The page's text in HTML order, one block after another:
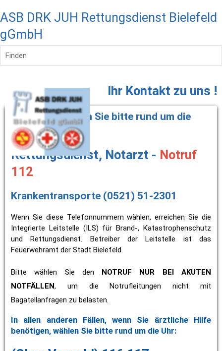
ASB DRK JUH Rettungsdienst Bielefeld
gGmbH
Finden
Ihr Kontakt zu uns !
Im Notfall wählen Sie bitte rund um die
Uhr:
Rettungsdienst, Notarzt - Notruf
112
Krankentransporte (0521) 51-2301
Wenn Sie diese Telefonnummern wählen, erreichen Sie die
Integrierte Leitstelle (ILS) für Brand-, Katastrophenschutz
und Rettungsdienst. Betreiber der Leitstelle ist das
Feuerwehramt der Stadt Bielefeld.
Bitte wählen Sie den NOTRUF NUR BEI AKUTEN
NOTFÄLLEN, um die Notrufleitungen nicht mit
Bagatellanfragen zu belasten.
In allen anderen Fällen, wenn Sie ärztliche Hilfe
benötigen, wählen Sie bitte rund um die Uhr: